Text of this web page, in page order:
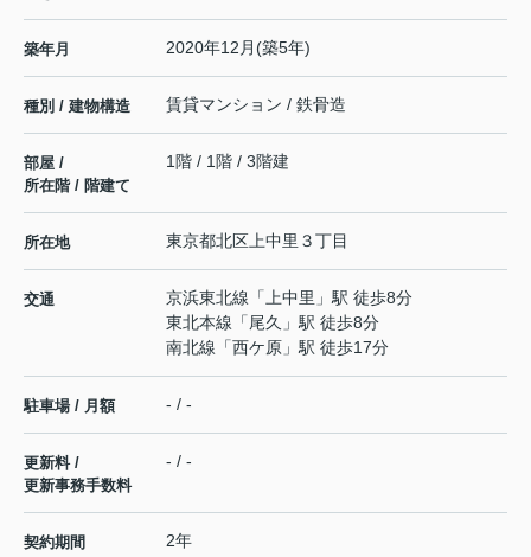
築年月 2020年12月(築5年)
種別 / 建物構造 賃貸マンション / 鉄骨造
部屋 /
所在階 / 階建て
1階 / 1階 / 3階建
所在地 東京都北区 上中里 ３丁目
交通 京浜東北線 「 上中里 」駅 徒歩8分
東北本線 「尾久 」駅 徒歩8分
南北線 「西ケ原 」駅 徒歩17分
駐車場 / 月額 - / -
更新料 /
更新事務手数料
- / -
契約期間 2年